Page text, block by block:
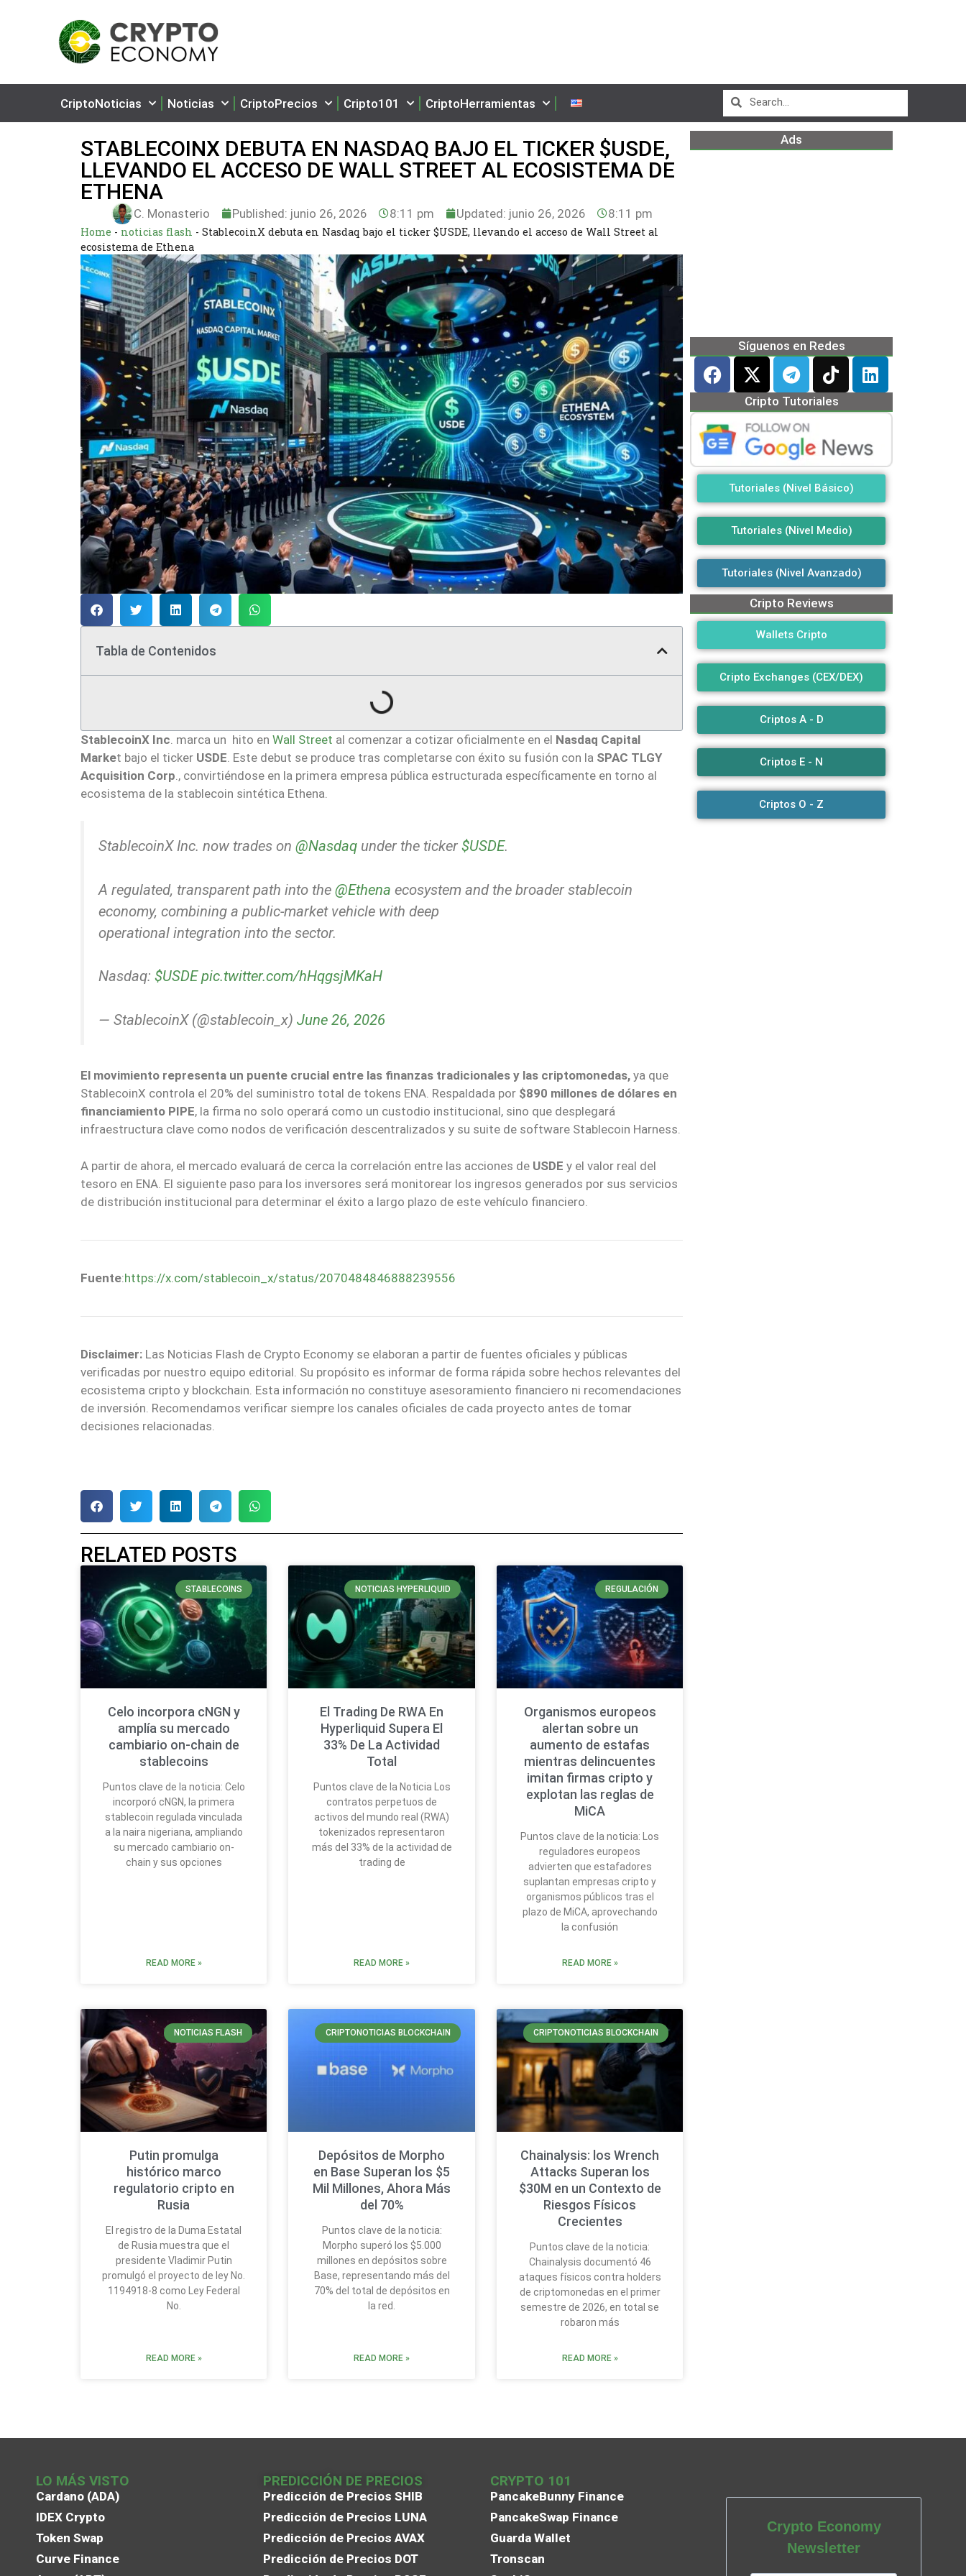
CriptoNoticias Noticias CriptoPrecios Cripto101 CriptoHerramientas
STABLECOINX DEBUTA EN NASDAQ BAJO EL TICKER $USDE,
LLEVANDO EL ACCESO DE WALL STREET AL ECOSISTEMA DE
ETHENA
C. Monasterio Published: junio 26, 2026 8:11 pm Updated: junio 26, 2026 8:11 pm
Home - noticias flash - StablecoinX debuta en Nasdaq bajo el ticker $USDE, llevando el acceso de Wall Street al
ecosistema de Ethena
Tabla de Contenidos
StablecoinX Inc . marca un hito en Wall Street al comenzar a cotizar oficialmente en el Nasdaq Capital
Market bajo el ticker USDE . Este debut se produce tras completarse con éxito su fusión con la SPAC TLGY
Acquisition Corp ., convirtiéndose en la primera empresa pública estructurada específicamente en torno al
ecosistema de la stablecoin sintética Ethena.
StablecoinX Inc. now trades on @Nasdaq under the ticker $USDE.
A regulated, transparent path into the @Ethena ecosystem and the broader stablecoin
economy, combining a public-market vehicle with deep
operational integration into the sector.
Nasdaq: $USDE pic.twitter.com/hHqgsjMKaH
— StablecoinX (@stablecoin_x) June 26, 2026
El movimiento representa un puente crucial entre las finanzas tradicionales y las criptomonedas, ya que
StablecoinX controla el 20% del suministro total de tokens ENA. Respaldada por $890 millones de dólares en
financiamiento PIPE, la firma no solo operará como un custodio institucional, sino que desplegará
infraestructura clave como nodos de verificación descentralizados y su suite de software Stablecoin Harness.
A partir de ahora, el mercado evaluará de cerca la correlación entre las acciones de USDE y el valor real del
tesoro en ENA. El siguiente paso para los inversores será monitorear los ingresos generados por sus servicios
de distribución institucional para determinar el éxito a largo plazo de este vehículo financiero.
Fuente:https://x.com/stablecoin_x/status/2070484846888239556
Disclaimer: Las Noticias Flash de Crypto Economy se elaboran a partir de fuentes oficiales y públicas
verificadas por nuestro equipo editorial. Su propósito es informar de forma rápida sobre hechos relevantes del
ecosistema cripto y blockchain. Esta información no constituye asesoramiento financiero ni recomendaciones
de inversión. Recomendamos verificar siempre los canales oficiales de cada proyecto antes de tomar
decisiones relacionadas.
RELATED POSTS
STABLECOINS
Celo incorpora cNGN y
amplía su mercado
cambiario on-chain de
stablecoins
Puntos clave de la noticia: Celo
incorporó cNGN, la primera
stablecoin regulada vinculada
a la naira nigeriana, ampliando
su mercado cambiario on-
chain y sus opciones
READ MORE »
NOTICIAS HYPERLIQUID
El Trading De RWA En
Hyperliquid Supera El
33% De La Actividad
Total
Puntos clave de la Noticia Los
contratos perpetuos de
activos del mundo real (RWA)
tokenizados representaron
más del 33% de la actividad de
trading de
READ MORE »
REGULACIÓN
Organismos europeos
alertan sobre un
aumento de estafas
mientras delincuentes
imitan firmas cripto y
explotan las reglas de
MiCA
Puntos clave de la noticia: Los
reguladores europeos
advierten que estafadores
suplantan empresas cripto y
organismos públicos tras el
plazo de MiCA, aprovechando
la confusión
READ MORE »
NOTICIAS FLASH
Putin promulga
histórico marco
regulatorio cripto en
Rusia
El registro de la Duma Estatal
de Rusia muestra que el
presidente Vladimir Putin
promulgó el proyecto de ley No.
1194918-8 como Ley Federal
No.
READ MORE »
CRIPTONOTICIAS BLOCKCHAIN
Depósitos de Morpho
en Base Superan los $5
Mil Millones, Ahora Más
del 70%
Puntos clave de la noticia:
Morpho superó los $5.000
millones en depósitos sobre
Base, representando más del
70% del total de depósitos en
la red.
READ MORE »
CRIPTONOTICIAS BLOCKCHAIN
Chainalysis: los Wrench
Attacks Superan los
$30M en un Contexto de
Riesgos Físicos
Crecientes
Puntos clave de la noticia:
Chainalysis documentó 46
ataques físicos contra holders
de criptomonedas en el primer
semestre de 2026, en total se
robaron más
READ MORE »
Ads
Síguenos en Redes
Cripto Tutoriales
Tutoriales (Nivel Básico)
Tutoriales (Nivel Medio)
Tutoriales (Nivel Avanzado)
Cripto Reviews
Wallets Cripto
Cripto Exchanges (CEX/DEX)
Criptos A - D
Criptos E - N
Criptos O - Z
LO MÁS VISTO
Cardano (ADA)
IDEX Crypto
Token Swap
Curve Finance
PREDICCIÓN DE PRECIOS
Predicción de Precios SHIB
Predicción de Precios LUNA
Predicción de Precios AVAX
Predicción de Precios DOT
CRYPTO 101
PancakeBunny Finance
PancakeSwap Finance
Guarda Wallet
Tronscan
Crypto Economy
Newsletter